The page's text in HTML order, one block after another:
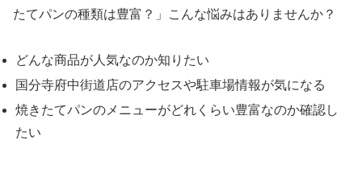
たてパンの種類は豊富？」こんな悩みはありませんか？
どんな商品が人気なのか知りたい
国分寺府中街道店のアクセスや駐車場情報が気になる
焼きたてパンのメニューがどれくらい豊富なのか確認し
たい